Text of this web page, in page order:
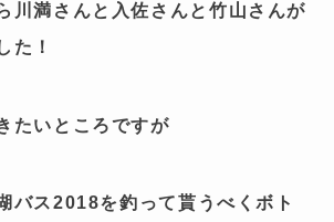
川満さんと入佐さんと竹山さんが
た！
たいところですが
バス2018を釣って貰うべくボト